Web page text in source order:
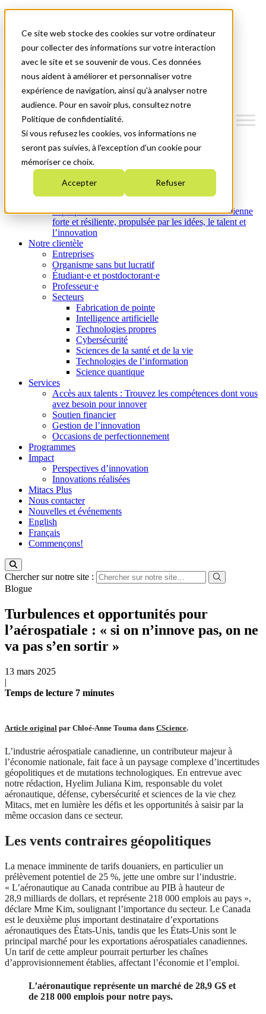
Ce site web stocke des cookies sur votre ordinateur
pour collecter des informations sur votre interaction
avec le site et se souvenir de vous. Ces données
nous aident à améliorer et personnaliser votre
expérience de navigation, ainsi qu'à analyser notre
audience. Pour en savoir plus, consultez notre
Politique de confidentialité.
Si vous refusez les cookies, vos informations ne
seront pas suivies, à l'exception d'un cookie pour
mémoriser ce choix.
Accepter Refuser
Nouvelles et événements
English
Commençons!
Qui nous sommes
Plan stratégique 2026-2030
Nos investissements
Nos activités
Équité, diversité et inclusion
À propos de Mitacs : Créer une économie canadienne
forte et résiliente, propulsée par les idées, le talent et
l’innovation
Notre clientèle
Entreprises
Organisme sans but lucratif
Étudiant·e et postdoctorant·e
Professeur·e
Secteurs
Fabrication de pointe
Intelligence artificielle
Technologies propres
Cybersécurité
Sciences de la santé et de la vie
Technologies de l’information
Science quantique
Services
Accès aux talents : Trouvez les compétences dont vous
avez besoin pour innover
Soutien financier
Gestion de l’innovation
Occasions de perfectionnement
Programmes
Impact
Perspectives d’innovation
Innovations réalisées
Mitacs Plus
Nous contacter
Nouvelles et événements
English
Français
Commençons!
Chercher sur notre site :
Blogue
Turbulences et opportunités pour
l’aérospatiale : « si on n’innove pas, on ne
va pas s’en sortir »
13 mars 2025
|
Temps de lecture 7 minutes
Article original par Chloé-Anne Touma dans CScience.
L’industrie aérospatiale canadienne, un contributeur majeur à
l’économie nationale, fait face à un paysage complexe d’incertitudes
géopolitiques et de mutations technologiques. En entrevue avec
notre rédaction, Hyelim Juliana Kim, responsable du volet
aéronautique, défense, cybersécurité et sciences de la vie chez
Mitacs, met en lumière les défis et les opportunités à saisir par la
même occasion dans ce secteur.
Les vents contraires géopolitiques
La menace imminente de tarifs douaniers, en particulier un
prélèvement potentiel de 25 %, jette une ombre sur l’industrie.
« L’aéronautique au Canada contribue au PIB à hauteur de
28,9 milliards de dollars, et représente 218 000 emplois au pays »,
déclare Mme Kim, soulignant l’importance du secteur. Le Canada
est le deuxième plus important destinataire d’exportations
aéronautiques des États-Unis, tandis que les États-Unis sont le
principal marché pour les exportations aérospatiales canadiennes.
Un tarif de cette ampleur pourrait perturber les chaînes
d’approvisionnement établies, affectant l’économie et l’emploi.
L’aéronautique représente un marché de 28,9 G$ et
de 218 000 emplois pour notre pays.